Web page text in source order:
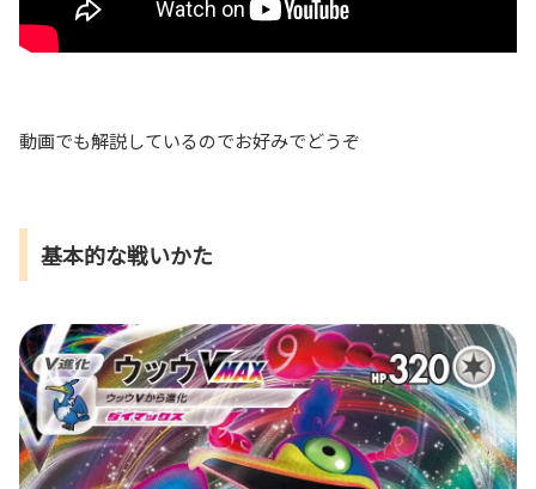
動画でも解説しているのでお好みでどうぞ
基本的な戦いかた